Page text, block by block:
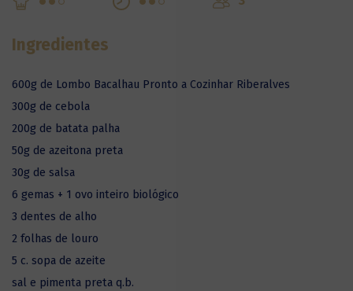
Ingredientes
600g de Lombo Bacalhau Pronto a Cozinhar Riberalves
300g de cebola
200g de batata palha
50g de azeitona preta
30g de salsa
6 gemas + 1 ovo inteiro biológico
3 dentes de alho
2 folhas de louro
5 c. sopa de azeite
sal e pimenta preta q.b.